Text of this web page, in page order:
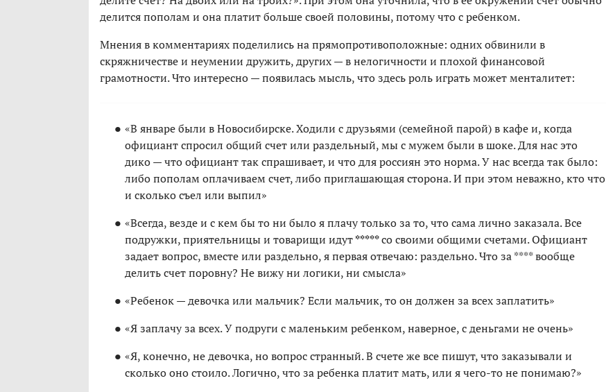
делится пополам и она платит больше своей половины, потому что с ребенком.
Мнения в комментариях поделились на прямопротивоположные: одних обвинили в
скряжничестве и неумении дружить, других — в нелогичности и плохой финансовой
грамотности. Что интересно — появилась мысль, что здесь роль играть может менталитет:
«В январе были в Новосибирске. Ходили с друзьями (семейной парой) в кафе и, когда
официант спросил общий счет или раздельный, мы с мужем были в шоке. Для нас это
дико — что официант так спрашивает, и что для россиян это норма. У нас всегда так было:
либо пополам оплачиваем счет, либо приглашающая сторона. И при этом неважно, кто что
и сколько съел или выпил»
«Всегда, везде и с кем бы то ни было я плачу только за то, что сама лично заказала. Все
подружки, приятельницы и товарищи идут*****со своими общими счетами. Официант
задает вопрос, вместе или раздельно, я первая отвечаю: раздельно. Что за **** вообще
делить счет поровну? Не вижу ни логики, ни смысла»
«Ребенок — девочка или мальчик? Если мальчик, то он должен за всех заплатить»
«Я заплачу за всех. У подруги с маленьким ребенком, наверное, с деньгами не очень»
«Я, конечно, не девочка, но вопрос странный. В счете же все пишут, что заказывали и
сколько оно стоило. Логично, что за ребенка платит мать, или я чего-то не понимаю?»